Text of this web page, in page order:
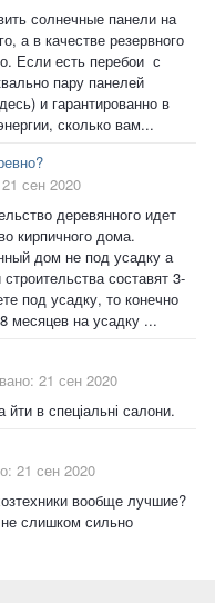
солнечные панели на
а в качестве резервного
Если есть перебои с
пару панелей
и гарантированно в
сколько вам...
21 сен 2020
деревянного идет
кирпичного дома.
дом не под усадку а
составят 3-
под усадку, то конечно
месяцев на усадку ...
21 сен 2020
в спеціальні салони.
21 сен 2020
вообще лучшие?
слишком сильно